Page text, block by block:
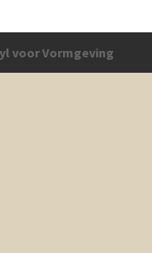
voor Vormgeving